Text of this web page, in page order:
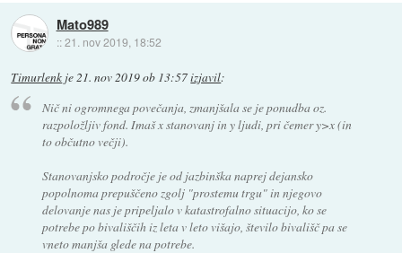
Mato989
::21. nov 2019, 18:52
Timurlenk je21. nov 2019 ob 13:57izjavil:
Nič ni ogromnega povečanja, zmanjšala se je ponudba oz.
razpoložljiv fond. Imaš x stanovanj in y ljudi, pri čemer y>x (in
to občutno večji).
Stanovanjsko področje je od jazbinška naprej dejansko
popolnoma prepuščeno zgolj "prostemu trgu" in njegovo
delovanje nas je pripeljalo v katastrofalno situacijo, ko se
potrebe po bivališčih iz leta v leto višajo, število bivališč pa se
vneto manjša glede na potrebe.